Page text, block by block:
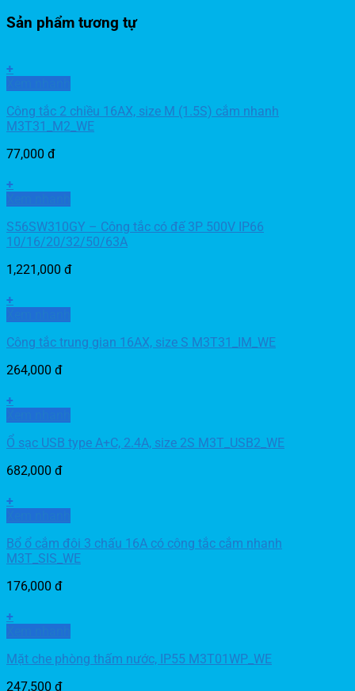
Sản phẩm tương tự
+
Công tắc 2 chiều 16AX, size M (1.5S) cắm nhanh
M3T31_M2_WE
77,000 đ
+
S56SW310GY – Công tắc có đế 3P 500V IP66
10/16/20/32/50/63A
1,221,000 đ
+
Công tắc trung gian 16AX, size S M3T31_IM_WE
264,000 đ
+
Ổ sạc USB type A+C, 2.4A, size 2S M3T_USB2_WE
682,000 đ
+
Bổ ổ cắm đôi 3 chấu 16A có công tắc cắm nhanh
M3T_SIS_WE
176,000 đ
+
Mặt che phòng thấm nước, IP55 M3T01WP_WE
247,500 đ